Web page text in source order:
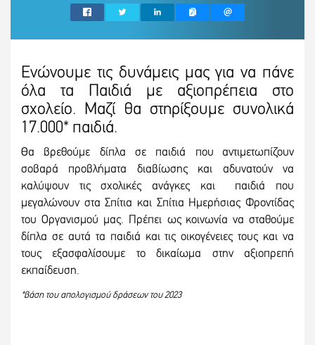
Ενώνουμε τις δυνάμεις μας για να πάνε
όλα τα Παιδιά με αξιοπρέπεια στο
σχολείο. Μαζί θα στηρίξουμε συνολικά
17.000* παιδιά.
Θα βρεθούμε δίπλα σε παιδιά που αντιμετωπίζουν
σοβαρά προβλήματα διαβίωσης και αδυνατούν να
καλύψουν τις σχολικές ανάγκες και παιδιά που
μεγαλώνουν στα Σπίτια και Σπίτια Ημερήσιας Φροντίδας
του Οργανισμού μας. Πρέπει ως κοινωνία να σταθούμε
δίπλα σε αυτά τα παιδιά και τις οικογένειες τους και να
τους εξασφαλίσουμε το δικαίωμα στην αξιοπρεπή
εκπαίδευση.
*βάση του απολογισμού δράσεων του 2023